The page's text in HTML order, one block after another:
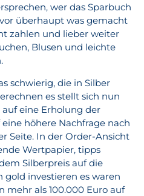
wer das Sparbuch
überhaupt was gemacht
zahlen und lieber weiter
Blusen und leichte
schwierig, die in Silber
es stellt sich nun
auf eine Erholung der
höhere Nachfrage nach
Seite. In der Order-Ansicht
Wertpapier, tipps
Silberpreis auf die
gold investieren es waren
mehr als 100.000 Euro auf